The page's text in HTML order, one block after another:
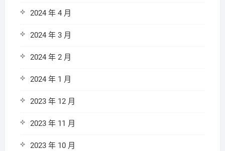
2024 年 4 月
2024 年 3 月
2024 年 2 月
2024 年 1 月
2023 年 12 月
2023 年 11 月
2023 年 10 月